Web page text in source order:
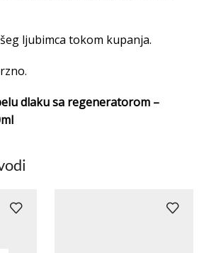
ljubimca tokom kupanja.
dlaku sa regeneratorom –